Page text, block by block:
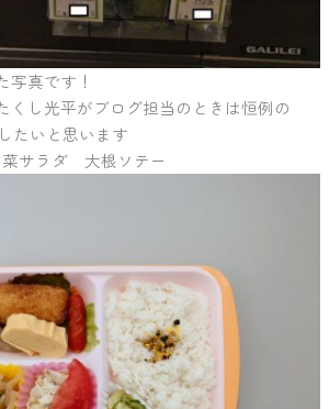
真です！
くし光平がブログ担当のときは恒例の
たいと思います
サラダ 大根ソテー